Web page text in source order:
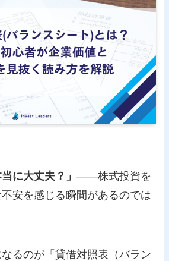
当に大丈夫？」——株式投資を
安を感じる瞬間があるのでは
るのが「貸借対照表（バラン